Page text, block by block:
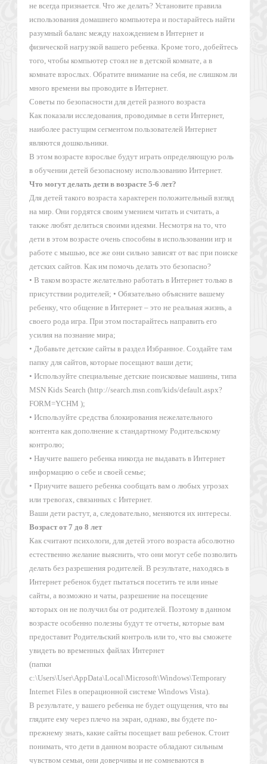
не всегда признается. Что же делать? Установите правила
использования домашнего компьютера и постарайтесь найти
разумный баланс между нахождением в Интернет и
физической нагрузкой вашего ребенка. Кроме того, добейтесь
того, чтобы компьютер стоял не в детской комнате, а в
комнате взрослых. Обратите внимание на себя, не слишком ли
много времени вы проводите в Интернет.
Советы по безопасности для детей разного возраста
Как показали исследования, проводимые в сети Интернет,
наиболее растущим сегментом пользователей Интернет
являются дошкольники.
В этом возрасте взрослые будут играть определяющую роль
в обучении детей безопасному использованию Интернет.
Что могут делать дети в возрасте 5-6 лет?
Для детей такого возраста характерен положительный взгляд
на мир. Они гордятся своим умением читать и считать, а
также любят делиться своими идеями. Несмотря на то, что
дети в этом возрасте очень способны в использовании игр и
работе с мышью, все же они сильно зависят от вас при поиске
детских сайтов. Как им помочь делать это безопасно?
• В таком возрасте желательно работать в Интернет только в
присутствии родителей; • Обязательно объясните вашему
ребенку, что общение в Интернет – это не реальная жизнь, а
своего рода игра. При этом постарайтесь направить его
усилия на познание мира;
• Добавьте детские сайты в раздел Избранное. Создайте там
папку для сайтов, которые посещают ваши дети;
• Используйте специальные детские поисковые машины, типа
MSN Kids Search (http://search.msn.com/kids/default.aspx?
FORM=YCHM );
• Используйте средства блокирования нежелательного
контента как дополнение к стандартному Родительскому
контролю;
• Научите вашего ребенка никогда не выдавать в Интернет
информацию о себе и своей семье;
• Приучите вашего ребенка сообщать вам о любых угрозах
или тревогах, связанных с Интернет.
Ваши дети растут, а, следовательно, меняются их интересы.
Возраст от 7 до 8 лет
Как считают психологи, для детей этого возраста абсолютно
естественно желание выяснить, что они могут себе позволить
делать без разрешения родителей. В результате, находясь в
Интернет ребенок будет пытаться посетить те или иные
сайты, а возможно и чаты, разрешение на посещение
которых он не получил бы от родителей. Поэтому в данном
возрасте особенно полезны будут те отчеты, которые вам
предоставит Родительский контроль или то, что вы сможете
увидеть во временных файлах Интернет
(папки
c:\Users\User\AppData\Local\Microsoft\Windows\Temporary
Internet Files в операционной системе Windows Vista).
В результате, у вашего ребенка не будет ощущения, что вы
глядите ему через плечо на экран, однако, вы будете по-
прежнему знать, какие сайты посещает ваш ребенок. Стоит
понимать, что дети в данном возрасте обладают сильным
чувством семьи, они доверчивы и не сомневаются в